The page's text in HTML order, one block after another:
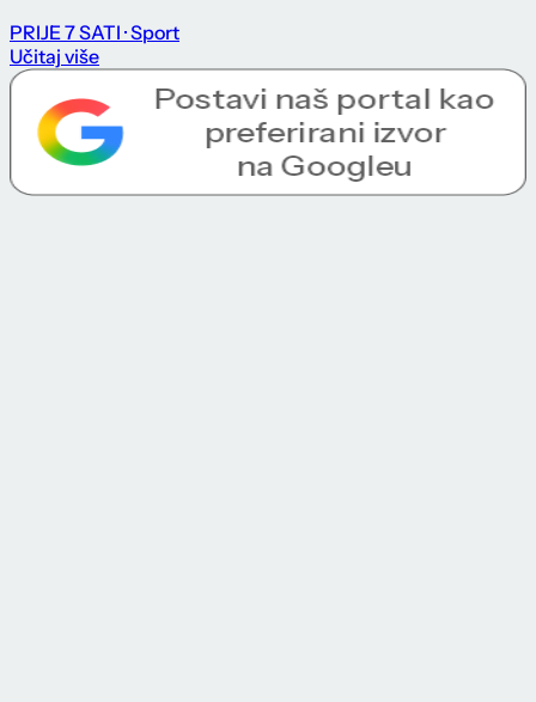
PRIJE 7 SATI · Sport
Učitaj više